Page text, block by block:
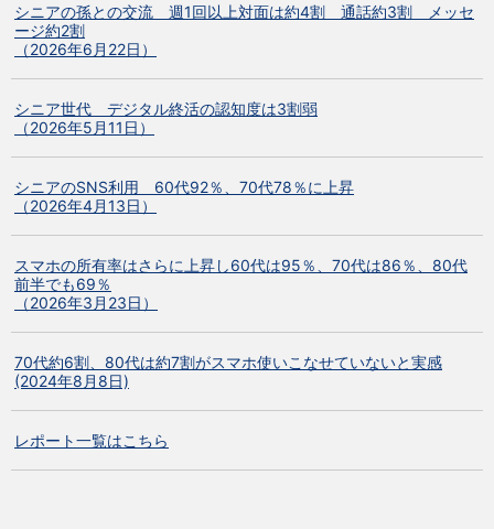
シニアの孫との交流 週1回以上対面は約4割 通話約3割 メッセ
ージ約2割
（2026年6月22日）
シニア世代 デジタル終活の認知度は3割弱
（2026年5月11日）
シニアのSNS利用 60代92％、70代78％に上昇
（2026年4月13日）
スマホの所有率はさらに上昇し60代は95％、70代は86％、80代
前半でも69％
（2026年3月23日）
70代約6割、80代は約7割がスマホ使いこなせていないと実感
(2024年8月8日)
レポート一覧はこちら